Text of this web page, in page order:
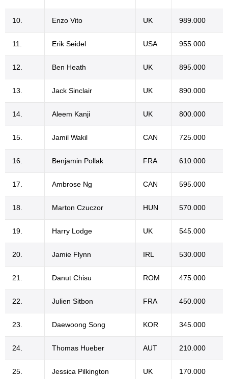
10. Enzo Vito UK 989.000
11. Erik Seidel USA 955.000
12. Ben Heath UK 895.000
13. Jack Sinclair UK 890.000
14. Aleem Kanji UK 800.000
15. Jamil Wakil CAN 725.000
16. Benjamin Pollak FRA 610.000
17. Ambrose Ng CAN 595.000
18. Marton Czuczor HUN 570.000
19. Harry Lodge UK 545.000
20. Jamie Flynn IRL 530.000
21. Danut Chisu ROM 475.000
22. Julien Sitbon FRA 450.000
23. Daewoong Song KOR 345.000
24. Thomas Hueber AUT 210.000
25. Jessica Pilkington UK 170.000